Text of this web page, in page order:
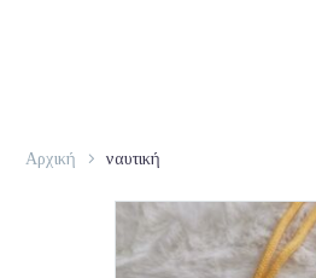
Αρχική ναυτική